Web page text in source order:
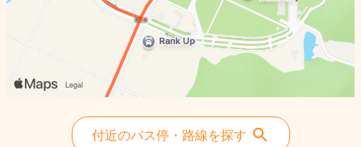
付近のバス停・路線を探す